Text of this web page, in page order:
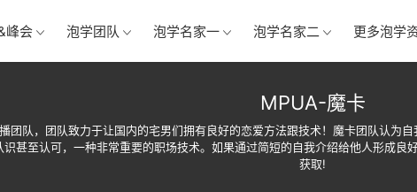
峰会 泡学团队 泡学名家一 泡学名家二 更多泡学
MPUA-魔卡
团队，团队致力于让国内的宅男们拥有良好的恋爱方法跟技术！魔卡团队认为
甚至认可，一种非常重要的职场技术。如果通过简短的自我介绍给他人形成
获取!